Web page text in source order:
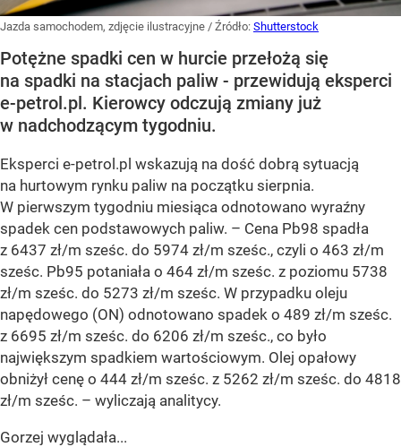
Jazda samochodem, zdjęcie ilustracyjne / Źródło: Shutterstock
Potężne spadki cen w hurcie przełożą się
na spadki na stacjach paliw - przewidują eksperci
e-petrol.pl. Kierowcy odczują zmiany już
w nadchodzącym tygodniu.
Eksperci e-petrol.pl wskazują na dość dobrą sytuacją
na hurtowym rynku paliw na początku sierpnia.
W pierwszym tygodniu miesiąca odnotowano wyraźny
spadek cen podstawowych paliw. – Cena Pb98 spadła
z 6437 zł/m sześc. do 5974 zł/m sześc., czyli o 463 zł/m
sześc. Pb95 potaniała o 464 zł/m sześc. z poziomu 5738
zł/m sześc. do 5273 zł/m sześc. W przypadku oleju
napędowego (ON) odnotowano spadek o 489 zł/m sześc.
z 6695 zł/m sześc. do 6206 zł/m sześc., co było
największym spadkiem wartościowym. Olej opałowy
obniżył cenę o 444 zł/m sześc. z 5262 zł/m sześc. do 4818
zł/m sześc. – wyliczają analitycy.
Gorzej wyglądała...